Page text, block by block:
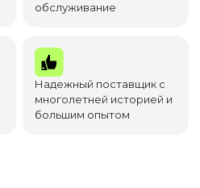
обслуживание
Надежный поставщик с
многолетней историей и
большим опытом